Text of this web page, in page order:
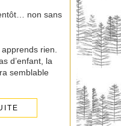
non sans
apprends rien.
d’enfant, la
semblable